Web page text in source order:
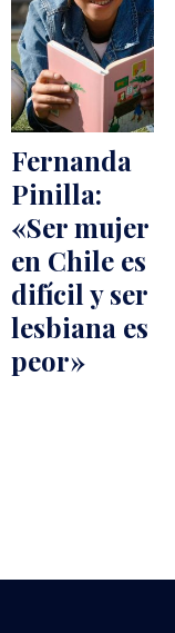
Fernanda
Pinilla:
«Ser mujer
en Chile es
difícil y ser
lesbiana es
peor»